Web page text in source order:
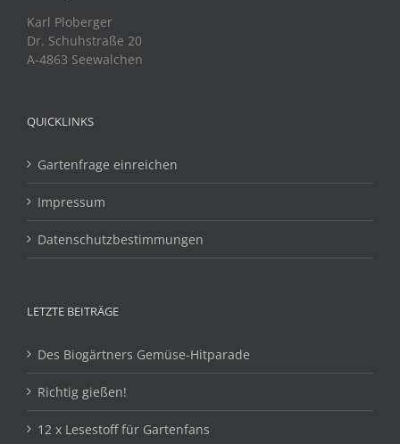
Karl Ploberger
Dr. Schuhstraße 20
A-4863 Seewalchen
QUICKLINKS
Gartenfrage einreichen
Impressum
Datenschutzbestimmungen
LETZTE BEITRÄGE
Des Biogärtners Gemüse-Hitparade
Richtig gießen!
12 x Lesestoff für Gartenfans